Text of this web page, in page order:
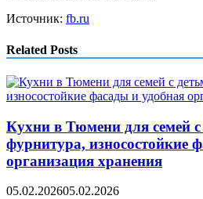
Источник: fb.ru
Related Posts
Кухни в Тюмени для семей с
фурнитура, износостойкие
организация хранения
05.02.202605.02.2026